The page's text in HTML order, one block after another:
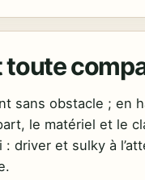
toute
sans obstacle ; en
le matériel et le
driver et sulky à